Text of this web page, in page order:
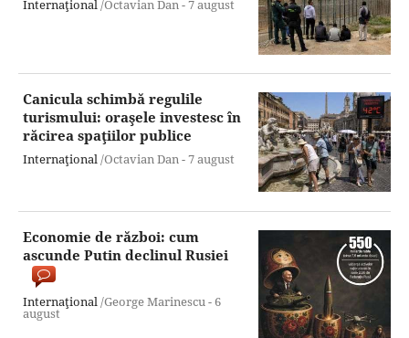
Internaţional/Octavian Dan -7 august
Canicula schimbă regulile
turismului: oraşele investesc în
răcirea spaţiilor publice
Internaţional/Octavian Dan -7 august
Economie de război: cum
ascunde Putin declinul Rusiei
Internaţional/George Marinescu -6
august